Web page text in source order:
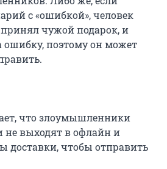
с «ошибкой», человек
чужой подарок, и
ошибку, поэтому он может
что злоумышленники
не выходят в офлайн и
доставки, чтобы отправить